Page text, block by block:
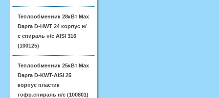
Теплообменник 28кВт Max
Dapra D-HWT 24 корпус н/
с спираль н/с AISI 316
(100125)
Теплообменник 25кВт Max
Dapra D-KWT-AISI 25
корпус пластик
гофр.спираль н/с (100801)